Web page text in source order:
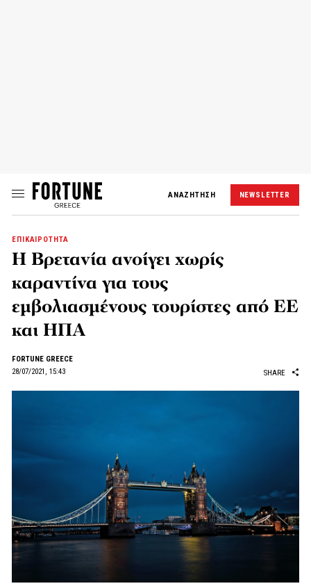
ΑΝΑΖΗΤΗΣΗ NEWSLETTER
ΕΠΙΚΑΙΡΟΤΗΤΑ
Η Βρετανία ανοίγει χωρίς
καραντίνα για τους
εμβολιασμένους τουρίστες από ΕΕ
και ΗΠΑ
FORTUNE GREECE
28/07/2021, 15:43
SHARE